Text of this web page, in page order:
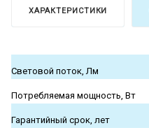
ХАРАКТЕРИСТИКИ
Световой поток, Лм
Потребляемая мощность, Вт
Гарантийный срок, лет